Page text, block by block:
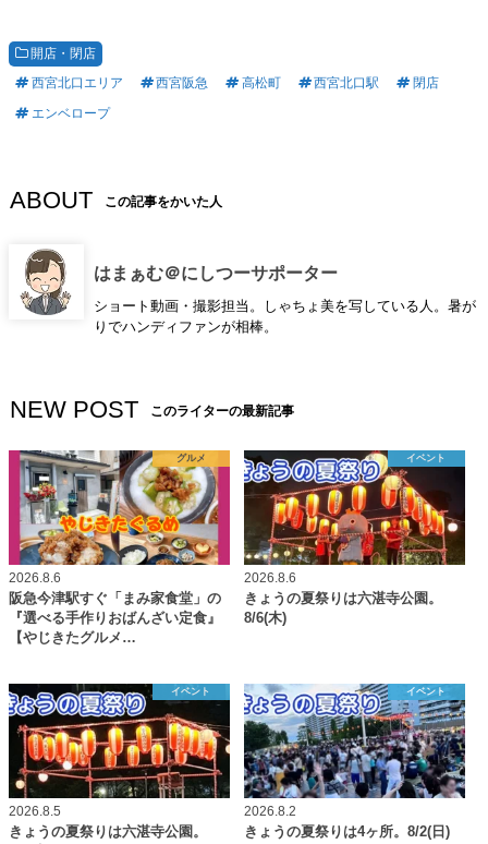
開店・閉店
西宮北口エリア
西宮阪急 高松町 西宮北口駅
閉店
エンベロープ
ABOUT この記事をかいた人
はまぁむ＠にしつーサポーター
ショート動画・撮影担当。しゃちょ美を写している人。暑が
りでハンディファンが相棒。
NEW POST このライターの最新記事
グルメ
2026.8.6
阪急今津駅すぐ「まみ家食堂」の
『選べる手作りおばんざい定食』
【やじきたグルメ…
イベント
2026.8.6
きょうの夏祭りは六湛寺公園。
8/6(木)
イベント
2026.8.5
きょうの夏祭りは六湛寺公園。
イベント
2026.8.2
きょうの夏祭りは4ヶ所。8/2(日)